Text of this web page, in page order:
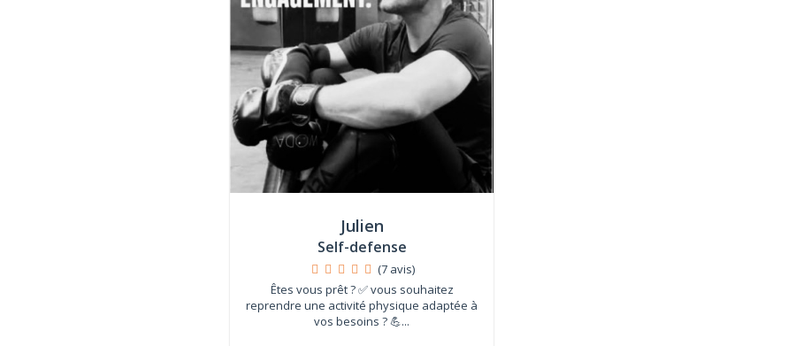
Julien
Self-defense
(7 avis)
Êtes vous prêt ? ✅ vous souhaitez
reprendre une activité physique adaptée à
vos besoins ? 💪...